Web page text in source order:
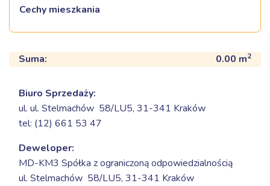
Cechy mieszkania
Suma: 0.00 m2
Biuro Sprzedaży:
ul. ul. Stelmachów 58/LU5, 31-341 Kraków
tel: (12) 661 53 47
Deweloper:
MD-KM3 Spółka z ograniczoną odpowiedzialnością
ul. Stelmachów 58/LU5, 31-341 Kraków